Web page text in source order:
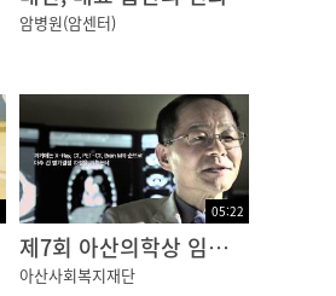
암병원(암센터)
05:22
제7회 아산의학상 임상의학부문 "폐 안에 숨겨진 진실을 찾다!"
아산사회복지재단